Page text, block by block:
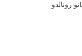
رونالدو